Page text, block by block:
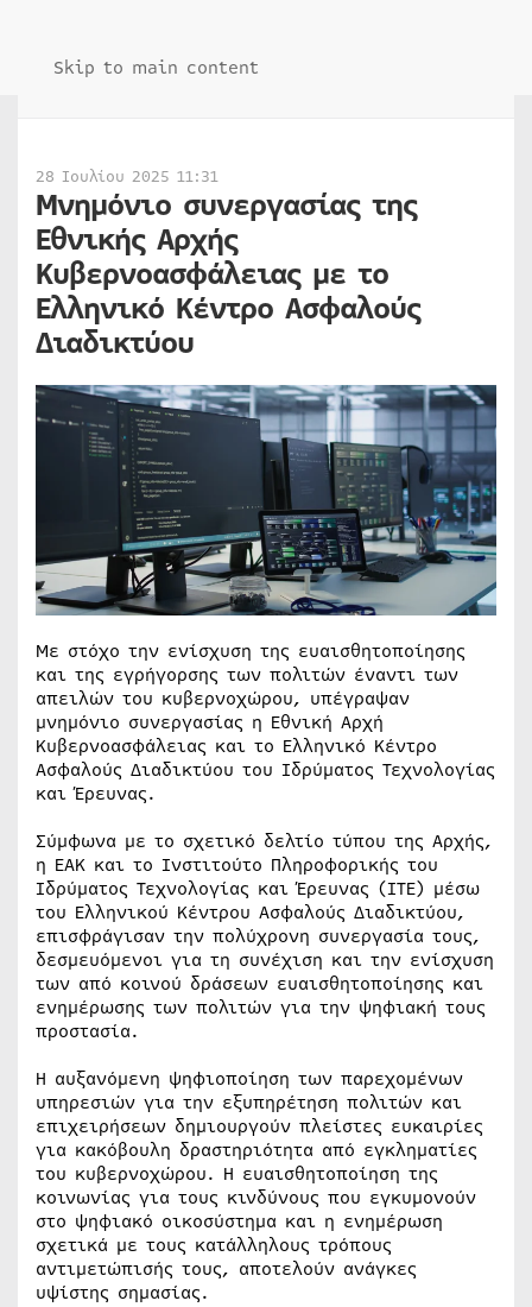
Skip to main content
28 Ιουλίου 2025 11:31
Μνημόνιο συνεργασίας της
Εθνικής Αρχής
Κυβερνοασφάλειας με το
Ελληνικό Κέντρο Ασφαλούς
Διαδικτύου
Με στόχο την ενίσχυση της ευαισθητοποίησης
και της εγρήγορσης των πολιτών έναντι των
απειλών του κυβερνοχώρου, υπέγραψαν
μνημόνιο συνεργασίας η Εθνική Αρχή
Κυβερνοασφάλειας και το Ελληνικό Κέντρο
Ασφαλούς Διαδικτύου του Ιδρύματος Τεχνολογίας
και Έρευνας.
Σύμφωνα με το σχετικό δελτίο τύπου της Αρχής,
η ΕΑΚ και το Ινστιτούτο Πληροφορικής του
Ιδρύματος Τεχνολογίας και Έρευνας (ΙΤΕ) μέσω
του Ελληνικού Κέντρου Ασφαλούς Διαδικτύου,
επισφράγισαν την πολύχρονη συνεργασία τους,
δεσμευόμενοι για τη συνέχιση και την ενίσχυση
των από κοινού δράσεων ευαισθητοποίησης και
ενημέρωσης των πολιτών για την ψηφιακή τους
προστασία.
Η αυξανόμενη ψηφιοποίηση των παρεχομένων
υπηρεσιών για την εξυπηρέτηση πολιτών και
επιχειρήσεων δημιουργούν πλείστες ευκαιρίες
για κακόβουλη δραστηριότητα από εγκληματίες
του κυβερνοχώρου. Η ευαισθητοποίηση της
κοινωνίας για τους κινδύνους που εγκυμονούν
στο ψηφιακό οικοσύστημα και η ενημέρωση
σχετικά με τους κατάλληλους τρόπους
αντιμετώπισής τους, αποτελούν ανάγκες
υψίστης σημασίας.